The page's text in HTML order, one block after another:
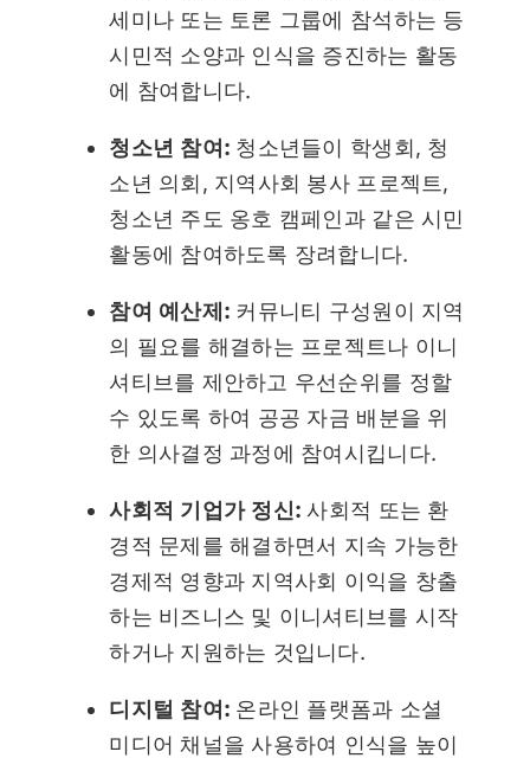
세미나 또는 토론 그룹에 참석하는 등
시민적 소양과 인식을 증진하는 활동
에 참여합니다.
청소년 참여: 청소년들이 학생회, 청
소년 의회, 지역사회 봉사 프로젝트,
청소년 주도 옹호 캠페인과 같은 시민
활동에 참여하도록 장려합니다.
참여 예산제: 커뮤니티 구성원이 지역
의 필요를 해결하는 프로젝트나 이니
셔티브를 제안하고 우선순위를 정할
수 있도록 하여 공공 자금 배분을 위
한 의사결정 과정에 참여시킵니다.
사회적 기업가 정신: 사회적 또는 환
경적 문제를 해결하면서 지속 가능한
경제적 영향과 지역사회 이익을 창출
하는 비즈니스 및 이니셔티브를 시작
하거나 지원하는 것입니다.
디지털 참여: 온라인 플랫폼과 소셜
미디어 채널을 사용하여 인식을 높이